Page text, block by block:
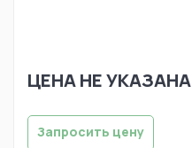
ЦЕНА НЕ УКАЗАНА
Запросить цену